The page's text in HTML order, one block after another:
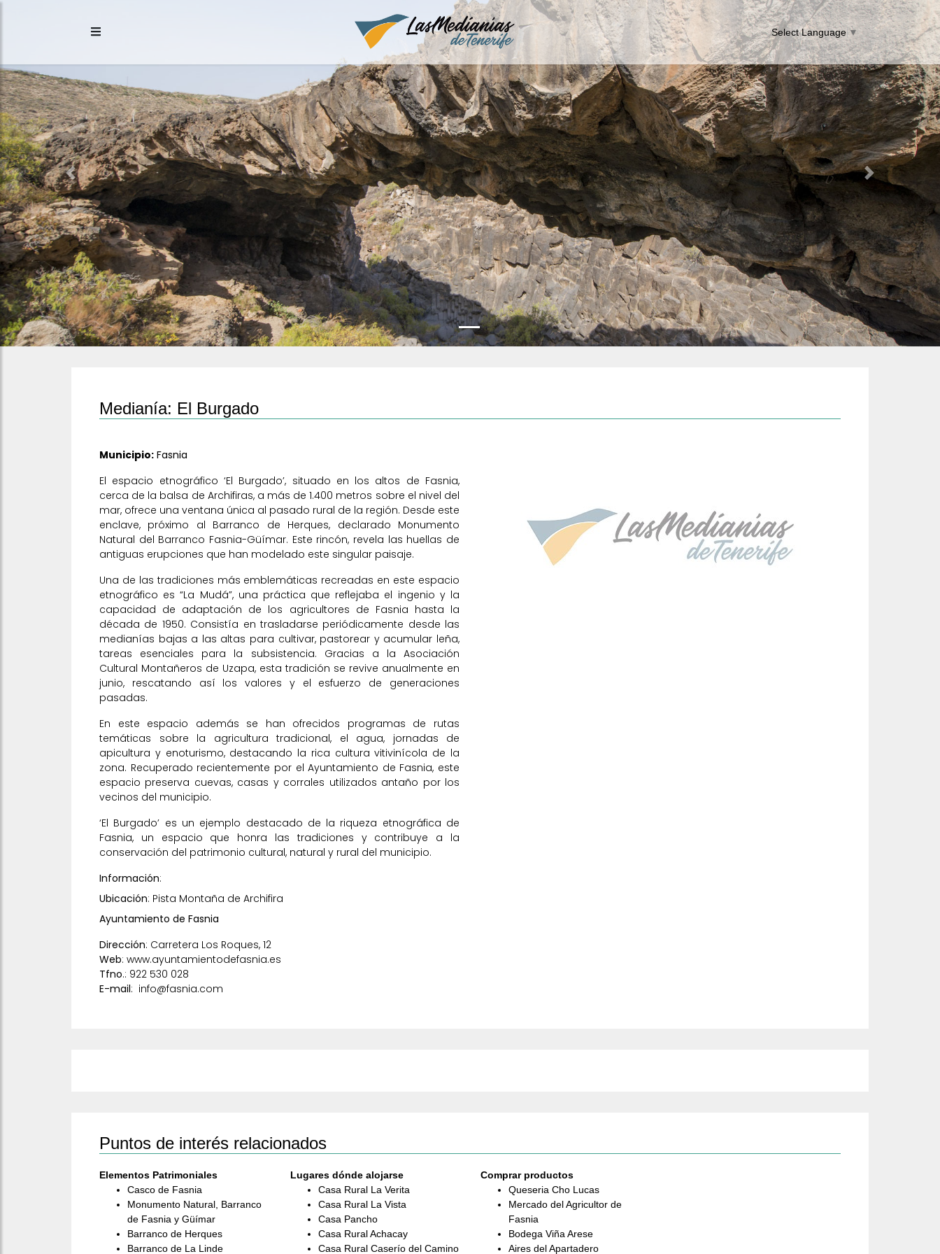
Select Language ▼
Previous Next
Medianía: El Burgado
Municipio: Fasnia
El espacio etnográfico ‘El Burgado’, situado en los altos de Fasnia,
cerca de la balsa de Archifiras, a más de 1.400 metros sobre el nivel del
mar, ofrece una ventana única al pasado rural de la región. Desde este
enclave, próximo al Barranco de Herques, declarado Monumento
Natural del Barranco Fasnia-Güímar. Este rincón, revela las huellas de
antiguas erupciones que han modelado este singular paisaje.
Una de las tradiciones más emblemáticas recreadas en este espacio
etnográfico es “La Mudá”, una práctica que reflejaba el ingenio y la
capacidad de adaptación de los agricultores de Fasnia hasta la
década de 1950. Consistía en trasladarse periódicamente desde las
medianías bajas a las altas para cultivar, pastorear y acumular leña,
tareas esenciales para la subsistencia. Gracias a la Asociación
Cultural Montañeros de Uzapa, esta tradición se revive anualmente en
junio, rescatando así los valores y el esfuerzo de generaciones
pasadas.
En este espacio además se han ofrecidos programas de rutas
temáticas sobre la agricultura tradicional, el agua, jornadas de
apicultura y enoturismo, destacando la rica cultura vitivinícola de la
zona. Recuperado recientemente por el Ayuntamiento de Fasnia, este
espacio preserva cuevas, casas y corrales utilizados antaño por los
vecinos del municipio.
‘El Burgado’ es un ejemplo destacado de la riqueza etnográfica de
Fasnia, un espacio que honra las tradiciones y contribuye a la
conservación del patrimonio cultural, natural y rural del municipio.
Información:
Ubicación: Pista Montaña de Archifira
Ayuntamiento de Fasnia
Dirección: Carretera Los Roques, 12
Web: www.ayuntamientodefasnia.es
Tfno.: 922 530 028
E-mail: info@fasnia.com
Puntos de interés relacionados
Elementos Patrimoniales
Casco de Fasnia
Monumento Natural, Barranco
de Fasnia y Güímar
Barranco de Herques
Barranco de La Linde
Lugares dónde alojarse
Casa Rural La Verita
Casa Rural La Vista
Casa Pancho
Casa Rural Achacay
Casa Rural Caserío del Camino
Comprar productos
Queseria Cho Lucas
Mercado del Agricultor de
Fasnia
Bodega Viña Arese
Aires del Apartadero